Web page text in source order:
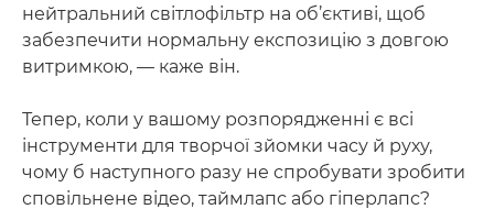
нейтральний світлофільтр на об’єктиві, щоб
забезпечити нормальну експозицію з довгою
витримкою, — каже він.
Тепер, коли у вашому розпорядженні є всі
інструменти для творчої зйомки часу й руху,
чому б наступного разу не спробувати зробити
сповільнене відео, таймлапс або гіперлапс?